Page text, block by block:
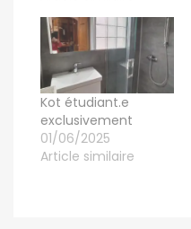
Kot étudiant.e
exclusivement
01/06/2025
Article similaire